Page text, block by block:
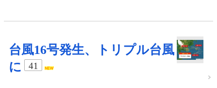
台風16号発生、トリプル台風
に
41